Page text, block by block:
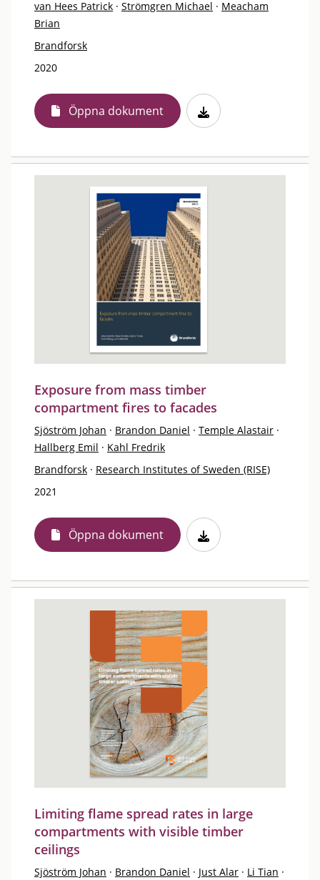
van Hees Patrick · Strömgren Michael · Meacham
Brian
Brandforsk
2020
Öppna dokument
Exposure from mass timber
compartment fires to facades
Sjöström Johan · Brandon Daniel · Temple Alastair ·
Hallberg Emil · Kahl Fredrik
Brandforsk · Research Institutes of Sweden (RISE)
2021
Öppna dokument
Limiting flame spread rates in large
compartments with visible timber
ceilings
Sjöström Johan · Brandon Daniel · Just Alar · Li Tian ·